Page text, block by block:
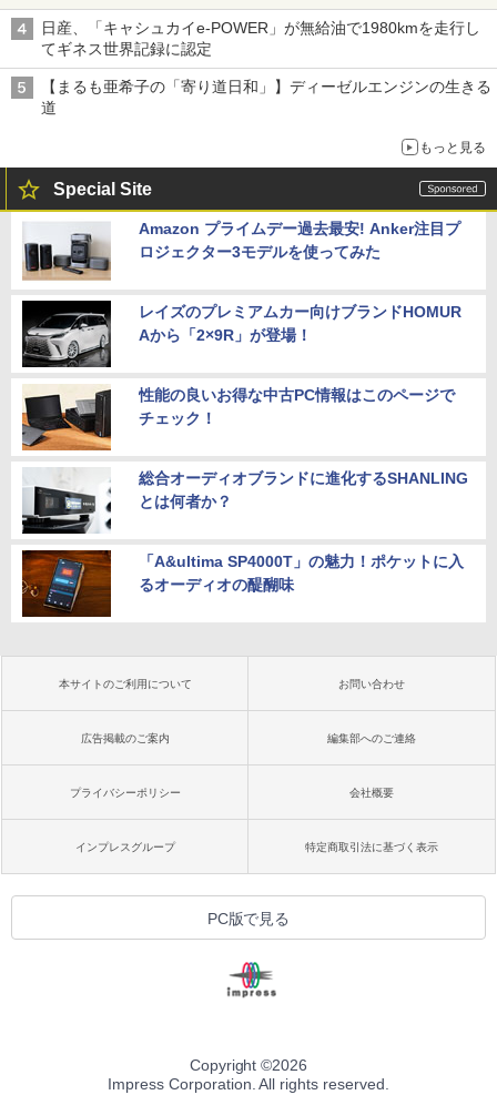
日産、「キャシュカイe-POWER」が無給油で1980kmを走行し
てギネス世界記録に認定
【まるも亜希子の「寄り道日和」】ディーゼルエンジンの生きる
道
もっと見る
Special Site
Amazon プライムデー過去最安! Anker注目プ
ロジェクター3モデルを使ってみた
レイズのプレミアムカー向けブランドHOMUR
Aから「2×9R」が登場！
性能の良いお得な中古PC情報はこのページで
チェック！
総合オーディオブランドに進化するSHANLING
とは何者か？
「A&ultima SP4000T」の魅力！ポケットに入
るオーディオの醍醐味
本サイトのご利用について お問い合わせ
広告掲載のご案内 編集部へのご連絡
プライバシーポリシー 会社概要
インプレスグループ 特定商取引法に基づく表示
PC版で見る
Copyright ©2026
Impress Corporation. All rights reserved.